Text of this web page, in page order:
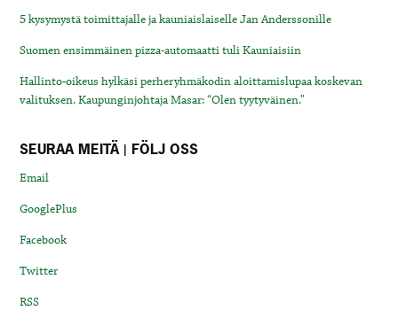
5 kysymystä toimittajalle ja kauniaislaiselle Jan Anderssonille
Suomen ensimmäinen pizza-automaatti tuli Kauniaisiin
Hallinto-oikeus hylkäsi perheryhmäkodin aloittamislupaa koskevan
valituksen. Kaupunginjohtaja Masar: “Olen tyytyväinen.”
SEURAA MEITÄ | FÖLJ OSS
Email
GooglePlus
Facebook
Twitter
RSS